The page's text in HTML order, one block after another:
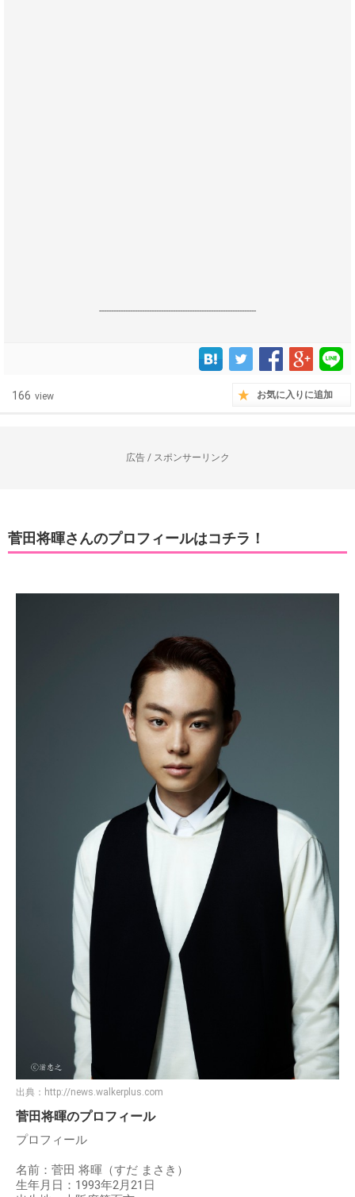
------------------------------------------------------------------
166 view お気に入りに追加
広告 / スポンサーリンク
菅田将暉さんのプロフィールはコチラ！
出典： http://news.walkerplus.com
菅田将暉のプロフィール
プロフィール
名前：菅田 将暉（すだ まさき）
生年月日：1993年2月21日